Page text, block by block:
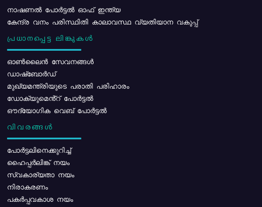
നാഷണൽ പോർട്ടൽ ഓഫ് ഇന്ത്യ
കേന്ദ്ര വനം പരിസ്ഥിതി കാലാവസ്ഥ വ്യതിയാന വകുപ്പ്
പ്രധാനപ്പെട്ട ലിങ്കുകൾ
ഓൺലൈൻ സേവനങ്ങൾ
ഡാഷ്ബോർഡ്
മുഖ്യമന്ത്രിയുടെ പരാതി പരിഹാരം
ഡോക്യുമെൻ്റ് പോർട്ടൽ
ഔദ്യോഗിക വെബ് പോർട്ടൽ
വിവരങ്ങൾ
പോര്‍ട്ടലിനെക്കുറിച്ച്
ഹൈപ്പർലിങ്ക് നയം
സ്വകാര്യതാ നയം
നിരാകരണം
പകർപ്പവകാശ നയം